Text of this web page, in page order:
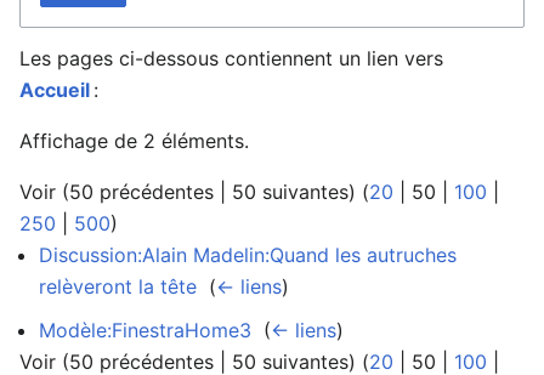
Les pages ci-dessous contiennent un lien vers
Accueil :
Affichage de 2 éléments.
Voir (50 précédentes 50 suivantes) (20 50 100
250
500)
Discussion:Alain Madelin:Quand les autruches
relèveront la tête (← liens)
Modèle:FinestraHome3 (← liens)
Voir (50 précédentes 50 suivantes) (20 50 100